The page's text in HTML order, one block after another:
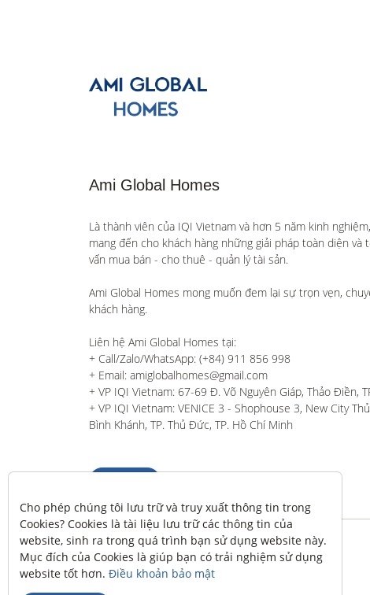
Ami Global Homes
Là thành viên của IQI Vietnam và hơn 5 năm kinh
mang đến cho khách hàng những giải pháp toàn diện
vấn mua bán - cho thuê - quản lý tài sản.
Ami Global Homes mong muốn đem lại sự trọn vẹn,
khách hàng.
Liên hệ Ami Global Homes tại:
+ Call/Zalo/WhatsApp: (+84) 911 856 998
+ Email: amiglobalhomes@gmail.com
+ VP IQI Vietnam: 67-69 Đ. Võ Nguyên Giáp, Thảo Điền,
+ VP IQI Vietnam: VENICE 3 - Shophouse 3, New City
Bình Khánh, TP. Thủ Đức, TP. Hồ Chí Minh
Cho phép chúng tôi lưu trữ và truy xuất thông tin trong
Cookies? Cookies là tài liệu lưu trữ các thông tin của
website, sinh ra trong quá trình bạn sử dụng website này.
Mục đích của Cookies là giúp bạn có trải nghiệm sử dụng
website tốt hơn. Điều khoản bảo mật